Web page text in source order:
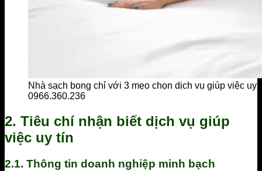
Nhà sạch bong chỉ với 3 mẹo chọn dịch vụ giúp việc uy
0966.360.236
2. Tiêu chí nhận biết dịch vụ giúp
việc uy tín
2.1. Thông tin doanh nghiệp minh bạch